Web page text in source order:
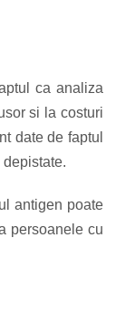
ca analiza
si la costuri
date de faptul
antigen poate
persoanele cu